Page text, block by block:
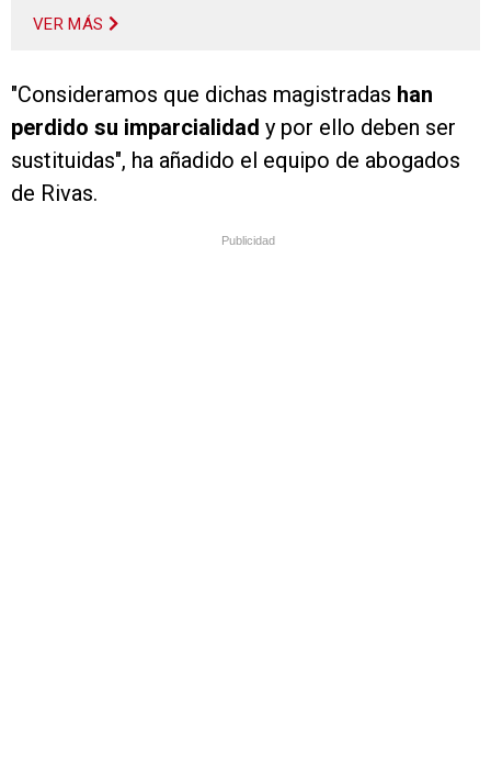
VER MÁS
"Consideramos que dichas magistradas han
perdido su imparcialidad y por ello deben ser
sustituidas", ha añadido el equipo de abogados
de Rivas.
Publicidad